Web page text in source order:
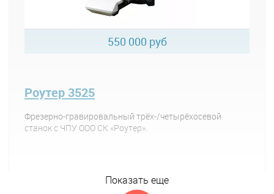
550 000 руб
Роутер 3525
Фрезерно-гравировальный трёх-/четырёхосевой
станок с ЧПУ ООО СК «Роутер».
Показать еще